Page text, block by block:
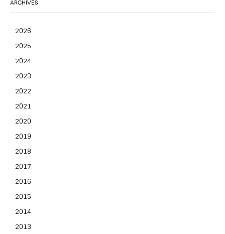
ARCHIVES
2026
2025
2024
2023
2022
2021
2020
2019
2018
2017
2016
2015
2014
2013